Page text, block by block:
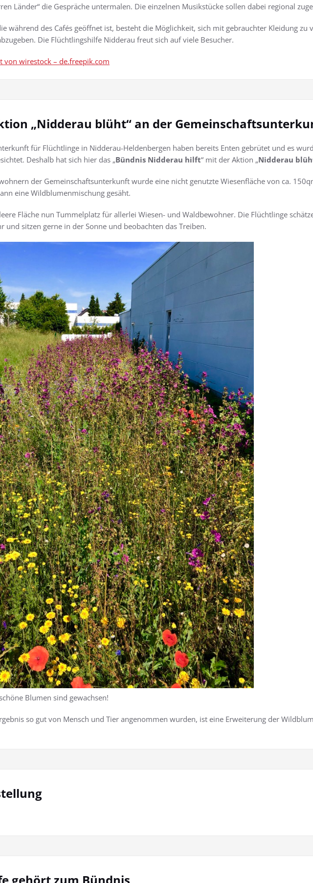
Länder“ die Gespräche untermalen. Die einzelnen Musikstücke sollen dabei regional
während des Cafés geöffnet ist, besteht die Möglichkeit, sich mit gebrauchter Kleidung zu
Die Flüchtlingshilfe Nidderau freut sich auf viele Besucher.
von wirestock – de.freepik.com
„Nidderau blüht“ an der
für Flüchtlinge in Nidderau-Heldenbergen haben bereits Enten gebrütet und es
Deshalb hat sich hier das „Bündnis Nidderau hilft“ mit der Aktion „Nidderau
der Gemeinschaftsunterkunft wurde eine nicht genutzte Wiesenfläche von ca.
eine Wildblumenmischung gesäht.
Fläche nun Tummelplatz für allerlei Wiesen- und Waldbewohner. Die Flüchtlinge
und sitzen gerne in der Sonne und beobachten das Treiben.
Blumen sind gewachsen!
so gut von Mensch und Tier angenommen wurden, ist eine Erweiterung der